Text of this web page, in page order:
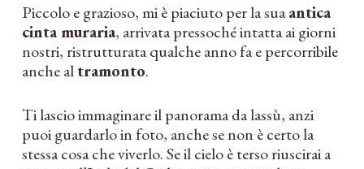
Piccolo e grazioso, mi è piaciuto per la suaantica
cinta muraria, arrivata pressoché intatta ai giorni
nostri, ristrutturata qualche anno fa e percorribile
anche altramonto.
Ti lascio immaginare il panorama da lassù, anzi
puoi guardarlo in foto, anche se non è certo la
stessa cosa che viverlo. Se il cielo è terso riuscirai a